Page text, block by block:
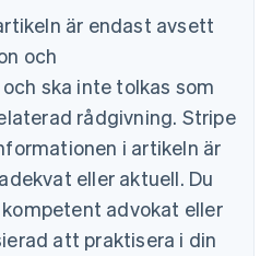
är endast avsett
och
ska inte tolkas som
rådgivning. Stripe
i artikeln är
eller aktuell. Du
advokat eller
att praktisera i din